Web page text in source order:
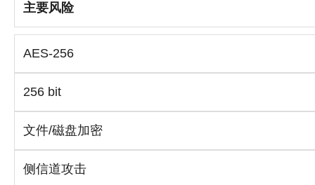
主要风险
AES-256
256 bit
文件/磁盘加密
侧信道攻击